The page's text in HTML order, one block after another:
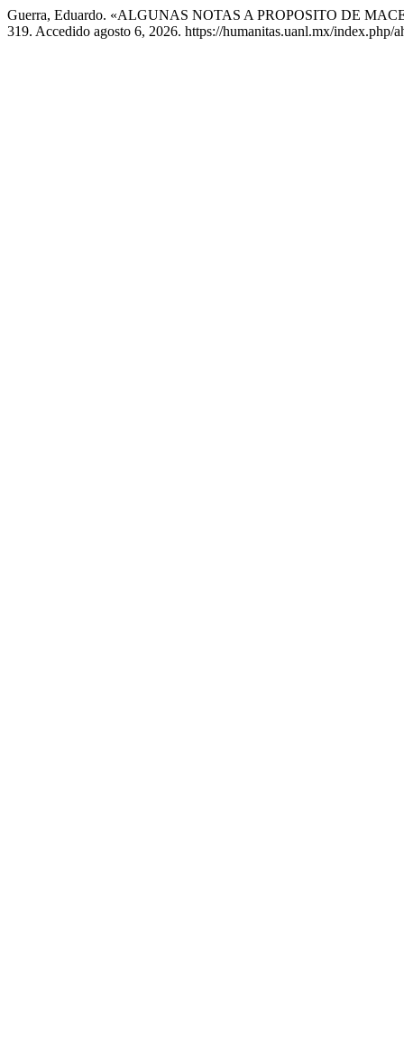
Guerra, Eduardo. «ALGUNAS NOTAS A PROPOSITO DE
319. Accedido agosto 6, 2026. https://humanitas.uanl.mx/index.php/